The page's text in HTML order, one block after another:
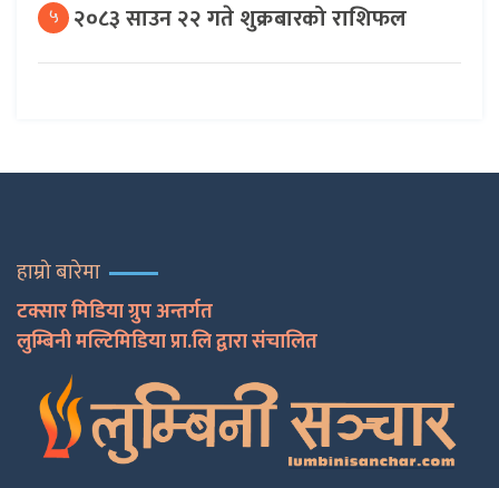
५ २०८३ साउन २२ गते शुक्रबारको राशिफल
हाम्रो बारेमा
टक्सार मिडिया ग्रुप अन्तर्गत
लुम्बिनी मल्टिमिडिया प्रा.लि द्वारा संचालित